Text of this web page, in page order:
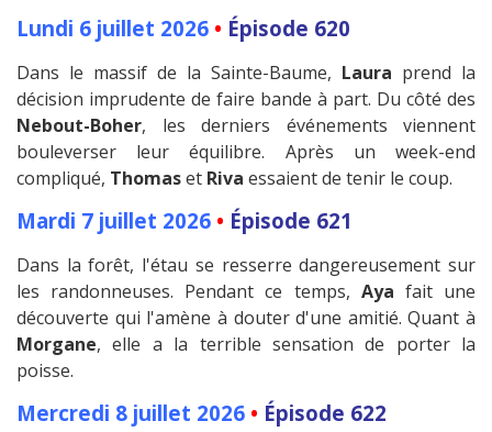
Lundi 6 juillet 2026 • Épisode 620
Dans le massif de la Sainte-Baume, Laura prend la
décision imprudente de faire bande à part. Du côté des
Nebout-Boher, les derniers événements viennent
bouleverser leur équilibre. Après un week-end
compliqué, Thomaset Riva essaient de tenir le coup.
Mardi 7 juillet 2026 • Épisode 621
Dans la forêt, l'étau se resserre dangereusement sur
les randonneuses. Pendant ce temps, Aya fait une
découverte qui l'amène à douter d'une amitié. Quant à
Morgane, elle a la terrible sensation de porter la
poisse.
Mercredi 8 juillet 2026 • Épisode 622